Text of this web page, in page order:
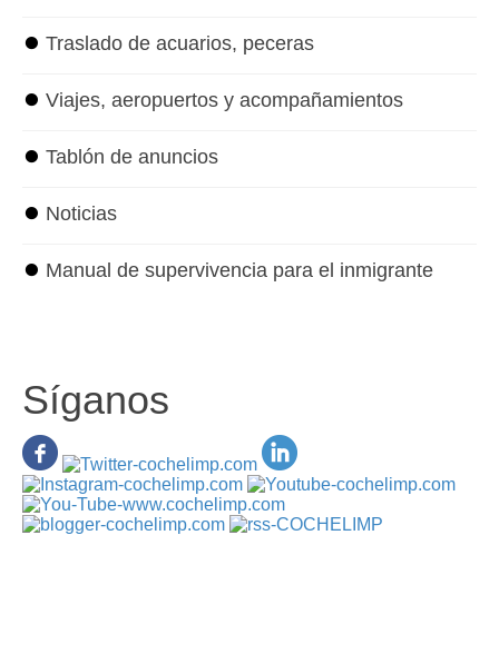
⏺ Traslado de acuarios, peceras
⏺ Viajes, aeropuertos y acompañamientos
⏺ Tablón de anuncios
⏺ Noticias
⏺ Manual de supervivencia para el inmigrante
Síganos